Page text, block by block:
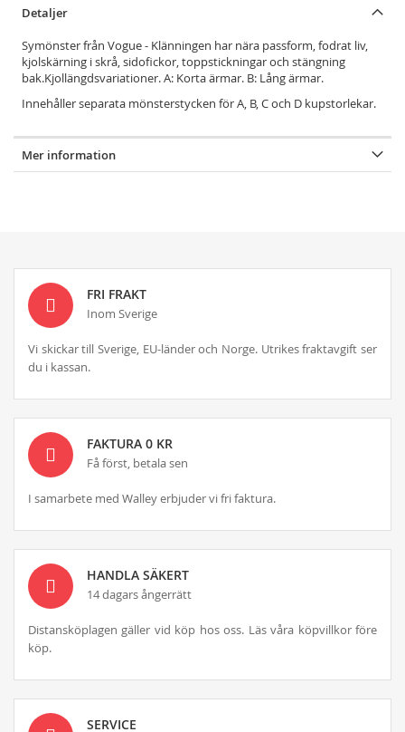
Detaljer
Symönster från Vogue - Klänningen har nära passform, fodrat liv,
kjolskärning i skrå, sidofickor, toppstickningar och stängning
bak.Kjollängdsvariationer. A: Korta ärmar. B: Lång ärmar.
Innehåller separata mönsterstycken för A, B, C och D kupstorlekar.
Mer information
FRI FRAKT
Inom Sverige
Vi skickar till Sverige, EU-länder och Norge. Utrikes fraktavgift ser
du i kassan.
FAKTURA 0 KR
Få först, betala sen
I samarbete med Walley erbjuder vi fri faktura.
HANDLA SÄKERT
14 dagars ångerrätt
Distansköplagen gäller vid köp hos oss. Läs våra köpvillkor före
köp.
SERVICE